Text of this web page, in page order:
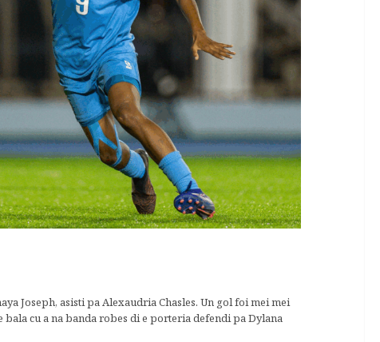
Joseph, asisti pa Alexaudria Chasles. Un gol foi mei mei
cu a na banda robes di e porteria defendi pa Dylana